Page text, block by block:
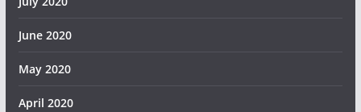
June 2020
May 2020
April 2020